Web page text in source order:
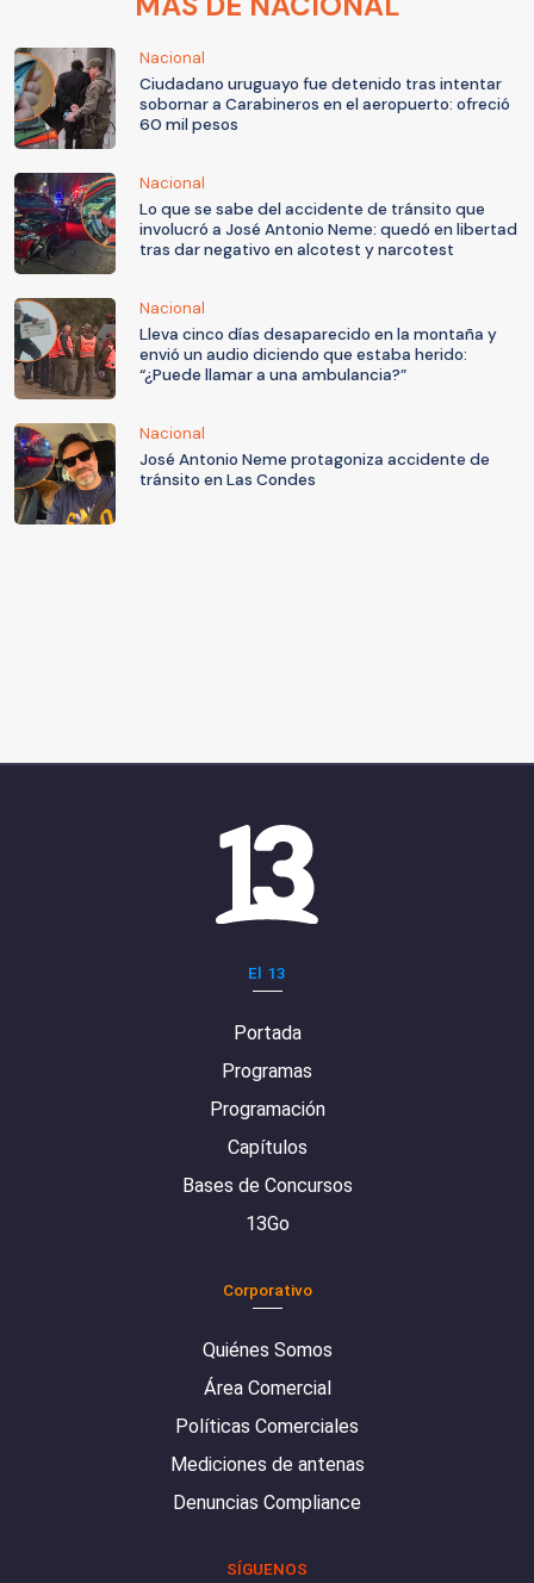
Nacional
Ciudadano uruguayo fue detenido tras intentar
sobornar a Carabineros en el aeropuerto: ofreció
60 mil pesos
Nacional
Lo que se sabe del accidente de tránsito que
involucró a José Antonio Neme: quedó en libertad
tras dar negativo en alcotest y narcotest
Nacional
Lleva cinco días desaparecido en la montaña y
envió un audio diciendo que estaba herido:
“¿Puede llamar a una ambulancia?”
Nacional
José Antonio Neme protagoniza accidente de
tránsito en Las Condes
El 13
Portada
Programas
Programación
Capítulos
Bases de Concursos
13Go
Corporativo
Quiénes Somos
Área Comercial
Políticas Comerciales
Mediciones de antenas
Denuncias Compliance
SÍGUENOS